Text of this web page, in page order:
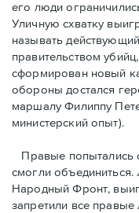
его люди
Уличную схватку
называть
правительством
сформирован новый
обороны достался
маршалу Филиппу
министерский опыт).
Правые пoпытались
смогли
Народный Фронт,
запретили все правые